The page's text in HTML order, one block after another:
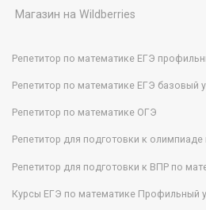
Магазин на Wildberries
Репетитор по математике ЕГЭ
Репетитор по математике ЕГЭ базовый
Репетитор по математике ОГЭ
Репетитор для подготовки к
Репетитор для подготовки к ВПР по
Курсы ЕГЭ по математике Профильный